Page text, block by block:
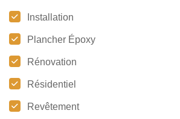
Installation
Plancher Époxy
Rénovation
Résidentiel
Revêtement